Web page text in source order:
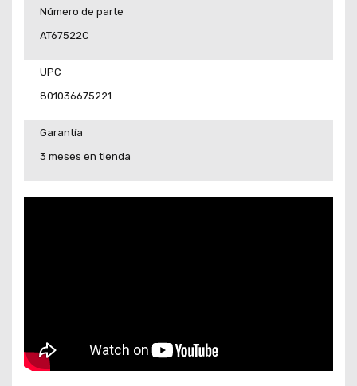
Número de parte
AT67522C
UPC
801036675221
Garantía
3 meses en tienda